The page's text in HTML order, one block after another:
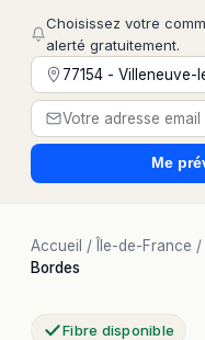
Choisissez votre
alerté gratuitement.
Me
Accueil / Île-de-France /
Bordes
Fibre disponible